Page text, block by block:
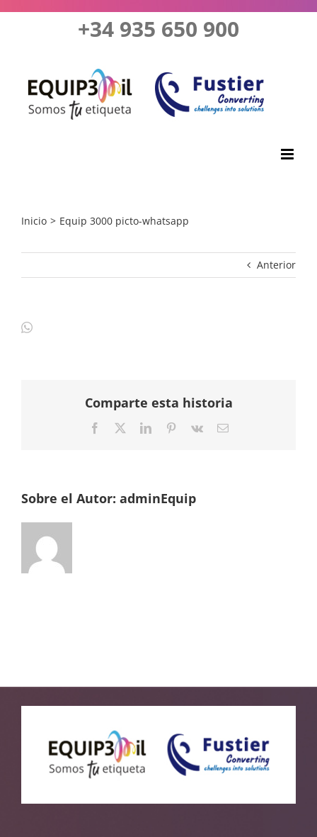
+34 935 650 900
Inicio Equip 3000 picto-whatsapp
Anterior
Comparte esta historia
Facebook
TwitterLinkedInPinterest
Vk
Correo
Sobre el Autor: adminEquip